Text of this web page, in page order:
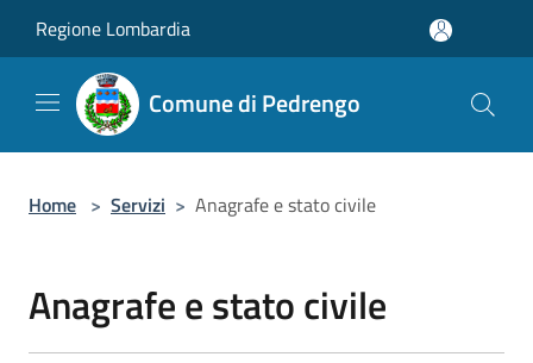
Regione Lombardia
Comune di Pedrengo
Home > Servizi > Anagrafe e stato civile
Anagrafe e stato civile